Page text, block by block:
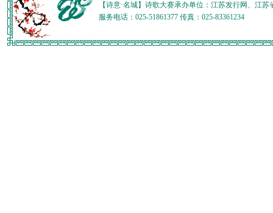
【诗意·名城】诗歌大赛承办单位：江苏发行网、江
服务电话：025-51861377 传真：025-83361234